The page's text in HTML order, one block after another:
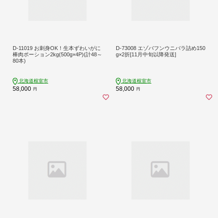
D-11019 お刺身OK！生本ずわいがに
棒肉ポーション2kg(500g×4P)(計48～
80本)
北海道根室市
58,000 円
D-73008 エゾバフンウニバラ詰め150
g×2折[11月中旬以降発送]
北海道根室市
58,000 円